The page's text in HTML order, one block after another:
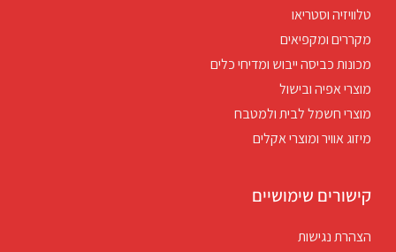
טלוויזיה וסטריאו
מקררים ומקפיאים
מכונות כביסה ייבוש ומדיחי כלים
מוצרי אפיה ובישול
מוצרי חשמל לבית ולמטבח
מיזוג אוויר ומוצרי אקלים
קישורים שימושיים
הצהרת נגישות